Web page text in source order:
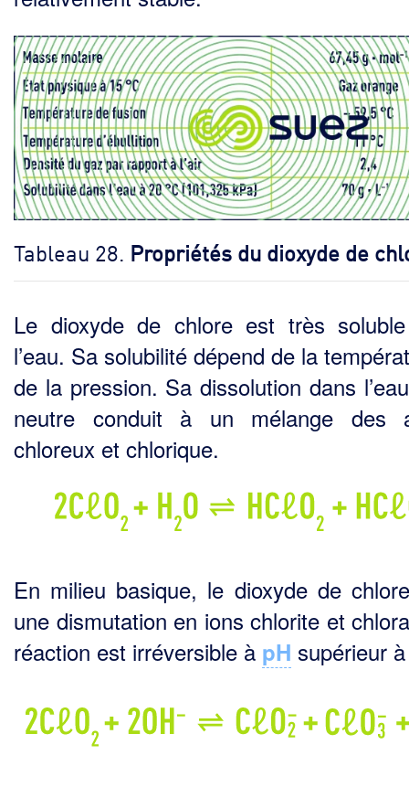
Tableau 28. Propriétés du dioxyde de
Le dioxyde de chlore est très
l’eau. Sa solubilité dépend de la
de la pression. Sa dissolution dans
neutre conduit à un mélange des
chloreux et chlorique.
En milieu basique, le dioxyde de
une dismutation en ions chlorite et
réaction est irréversible à pH supérieur